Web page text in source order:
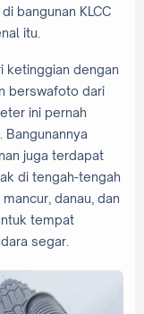
bangunan KLCC
itu.
ketinggian dengan
berswafoto dari
ini pernah
Bangunannya
juga terdapat
di tengah-tengah
danau, dan
tempat
segar.